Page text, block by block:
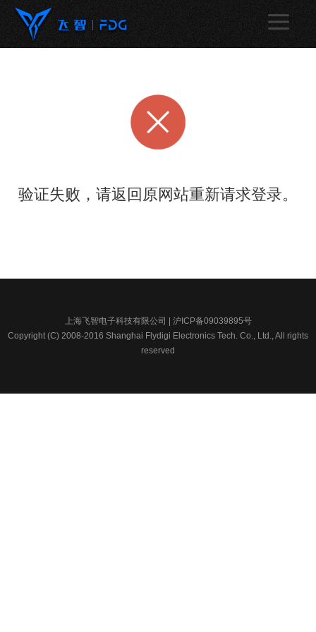
验证失败，请返回原网站重新请求登录。
上海飞智电子科技有限公司 | 沪ICP备09039895号
Copyright (C) 2008-2016 Shanghai Flydigi Electronics Tech. Co., Ltd., All rights
reserved